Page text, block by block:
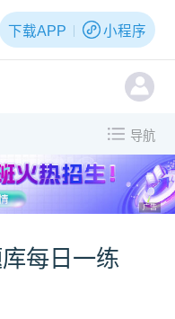
下载APP 小程序
导航
广告
每日一练